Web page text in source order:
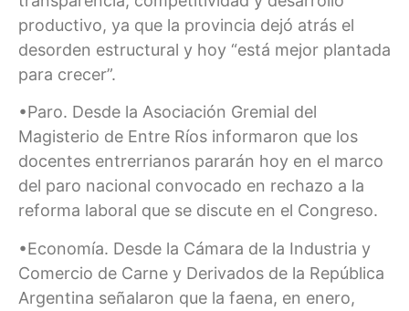
productivo, ya que la provincia dejó atrás el
desorden estructural y hoy “está mejor plantada
para crecer”.
•Paro. Desde la Asociación Gremial del
Magisterio de Entre Ríos informaron que los
docentes entrerrianos pararán hoy en el marco
del paro nacional convocado en rechazo a la
reforma laboral que se discute en el Congreso.
•Economía. Desde la Cámara de la Industria y
Comercio de Carne y Derivados de la República
Argentina señalaron que la faena, en enero,